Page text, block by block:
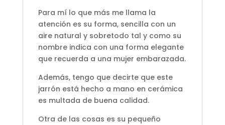
Para mí lo que más me llama la
atención es su forma, sencilla con un
aire natural y sobretodo tal y como su
nombre indica con una forma elegante
que recuerda a una mujer embarazada.
Además, tengo que decirte que este
jarrón está hecho a mano en cerámica
es multada de buena calidad.
Otra de las cosas es su pequeño